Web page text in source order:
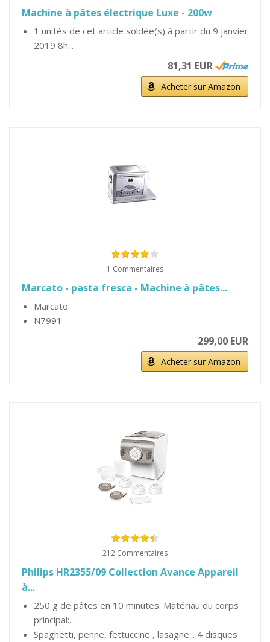
Machine à pâtes électrique Luxe - 200w
1 unités de cet article soldée(s) à partir du 9 janvier
2019 8h...
81,31 EUR
Acheter sur Amazon
1 Commentaires
Marcato - pasta fresca - Machine à pâtes...
Marcato
N7991
299,00 EUR
Acheter sur Amazon
212 Commentaires
Philips HR2355/09 Collection Avance Appareil
à...
250 g de pâtes en 10 minutes. Matériau du corps
principal:...
Spaghetti, penne, fettuccine , lasagne... 4 disques